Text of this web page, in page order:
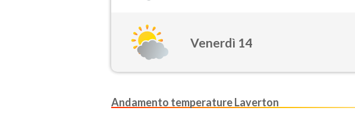
Venerdì 14
Andamento temperature Laverton